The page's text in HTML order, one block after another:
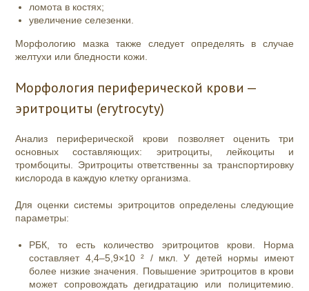
ломота в костях;
увеличение селезенки.
Морфологию мазка также следует определять в случае
желтухи или бледности кожи.
Морфология периферической крови —
эритроциты (erytrocyty)
Анализ периферической крови позволяет оценить три
основных составляющих: эритроциты, лейкоциты и
тромбоциты. Эритроциты ответственны за транспортировку
кислорода в каждую клетку организма.
Для оценки системы эритроцитов определены следующие
параметры:
РБК, то есть количество эритроцитов крови. Норма
составляет 4,4–5,9×10 ² / мкл. У детей нормы имеют
более низкие значения. Повышение эритроцитов в крови
может сопровождать дегидратацию или полицитемию.